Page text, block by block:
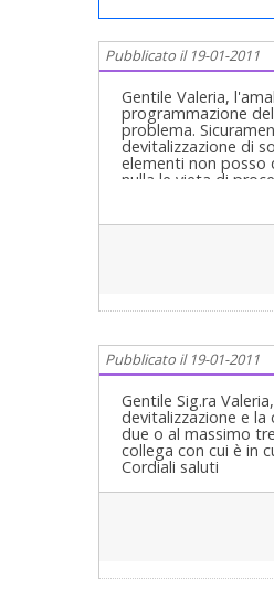
Pubblicato il 19-01-2011
Gentile Valeria,
programmazione
problema.
devitalizzazione di
elementi non posso
nulla le vieta di
Pubblicato il 19-01-2011
Gentile Sig.ra
devitalizzazione e
due o al massimo
collega con cui è in
Cordiali saluti